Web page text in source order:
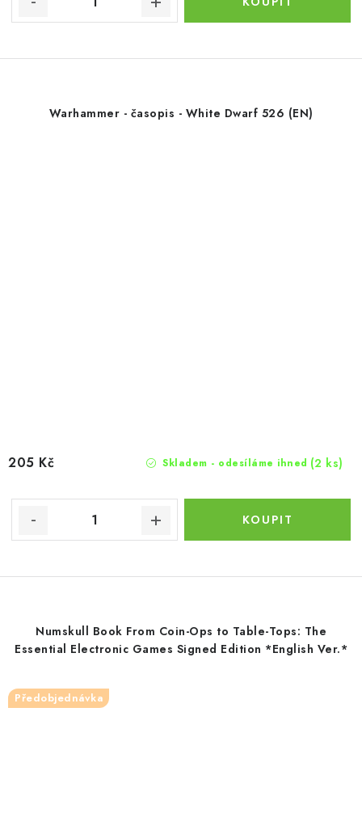
Warhammer - časopis - White Dwarf 526 (EN)
Skladem - odesíláme ihned (2 ks)
205 Kč
Numskull Book From Coin-Ops to Table-Tops: The
Essential Electronic Games Signed Edition *English Ver.*
Předobjednávka